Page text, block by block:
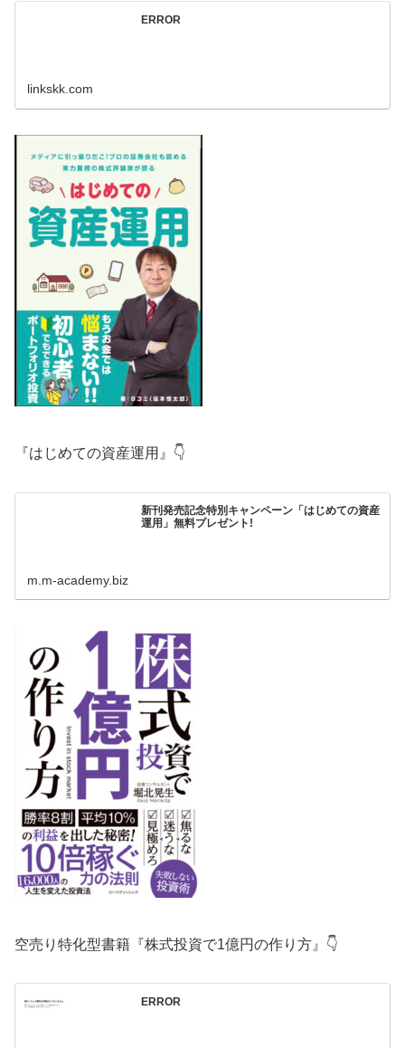
ERROR
linkskk.com
『はじめての資産運用』👇
新刊発売記念特別キャンペーン「はじめての資産
運用」無料プレゼント!
m.m-academy.biz
空売り特化型書籍『株式投資で1億円の作り方』👇
ERROR